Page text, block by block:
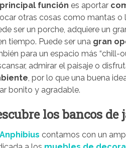
principal función es aportar
otras cosas como mantas o
ser un porche, adquiere un
tiempo. Puede ser una gran
para un espacio más “chill-
admirar el paisaje o
, por lo que una buena
bonito y agradable.
los bancos
Anphibius contamos con un